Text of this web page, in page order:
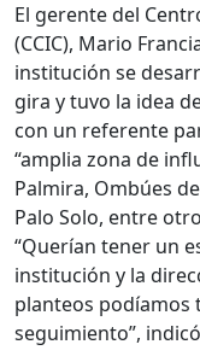
El gerente del
(CCIC), Mario
institución se
gira y tuvo la idea
con un referente
“amplia zona de
Palmira, Ombúes
Palo Solo, entre
“Querían tener un
institución y la
planteos podíamos
seguimiento”, indicó